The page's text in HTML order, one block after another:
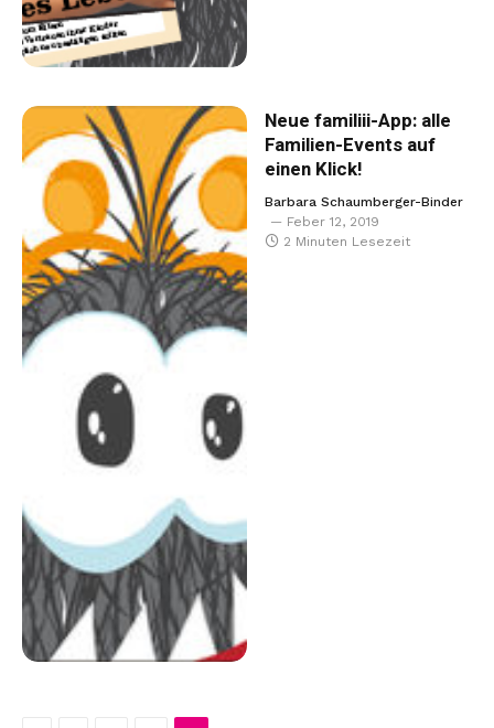
Neue familiii-App: alle
Familien-Events auf
einen Klick!
Barbara Schaumberger-Binder
Feber 12, 2019
2 Minuten Lesezeit